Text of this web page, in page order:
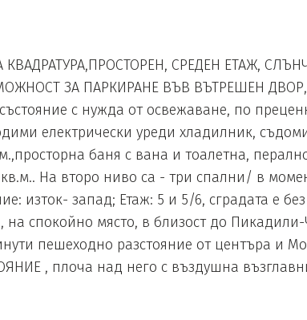
СРЕДЕН ЕТАЖ,
ЗА ПАРКИРАНЕ ВЪВ ВЪТРЕШЕН ДВОР,
с нужда от освежаване, по
електрически уреди хладилник,
баня с вана и тоалетна,
кв.м.. На второ ниво са - три спални/ в
изток- запад; Етаж: 5 и 5/6, сградата е
спокойно място, в близост до
пешеходно разстояние от центъра и
, плоча над него с въздушна